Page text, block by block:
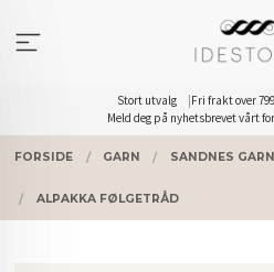
innholdet
Stort utvalg Fri frakt over
Meld deg på nyhetsbrevet vårt
FORSIDE GARN SANDNES GARN
ALPAKKA FØLGETRÅD